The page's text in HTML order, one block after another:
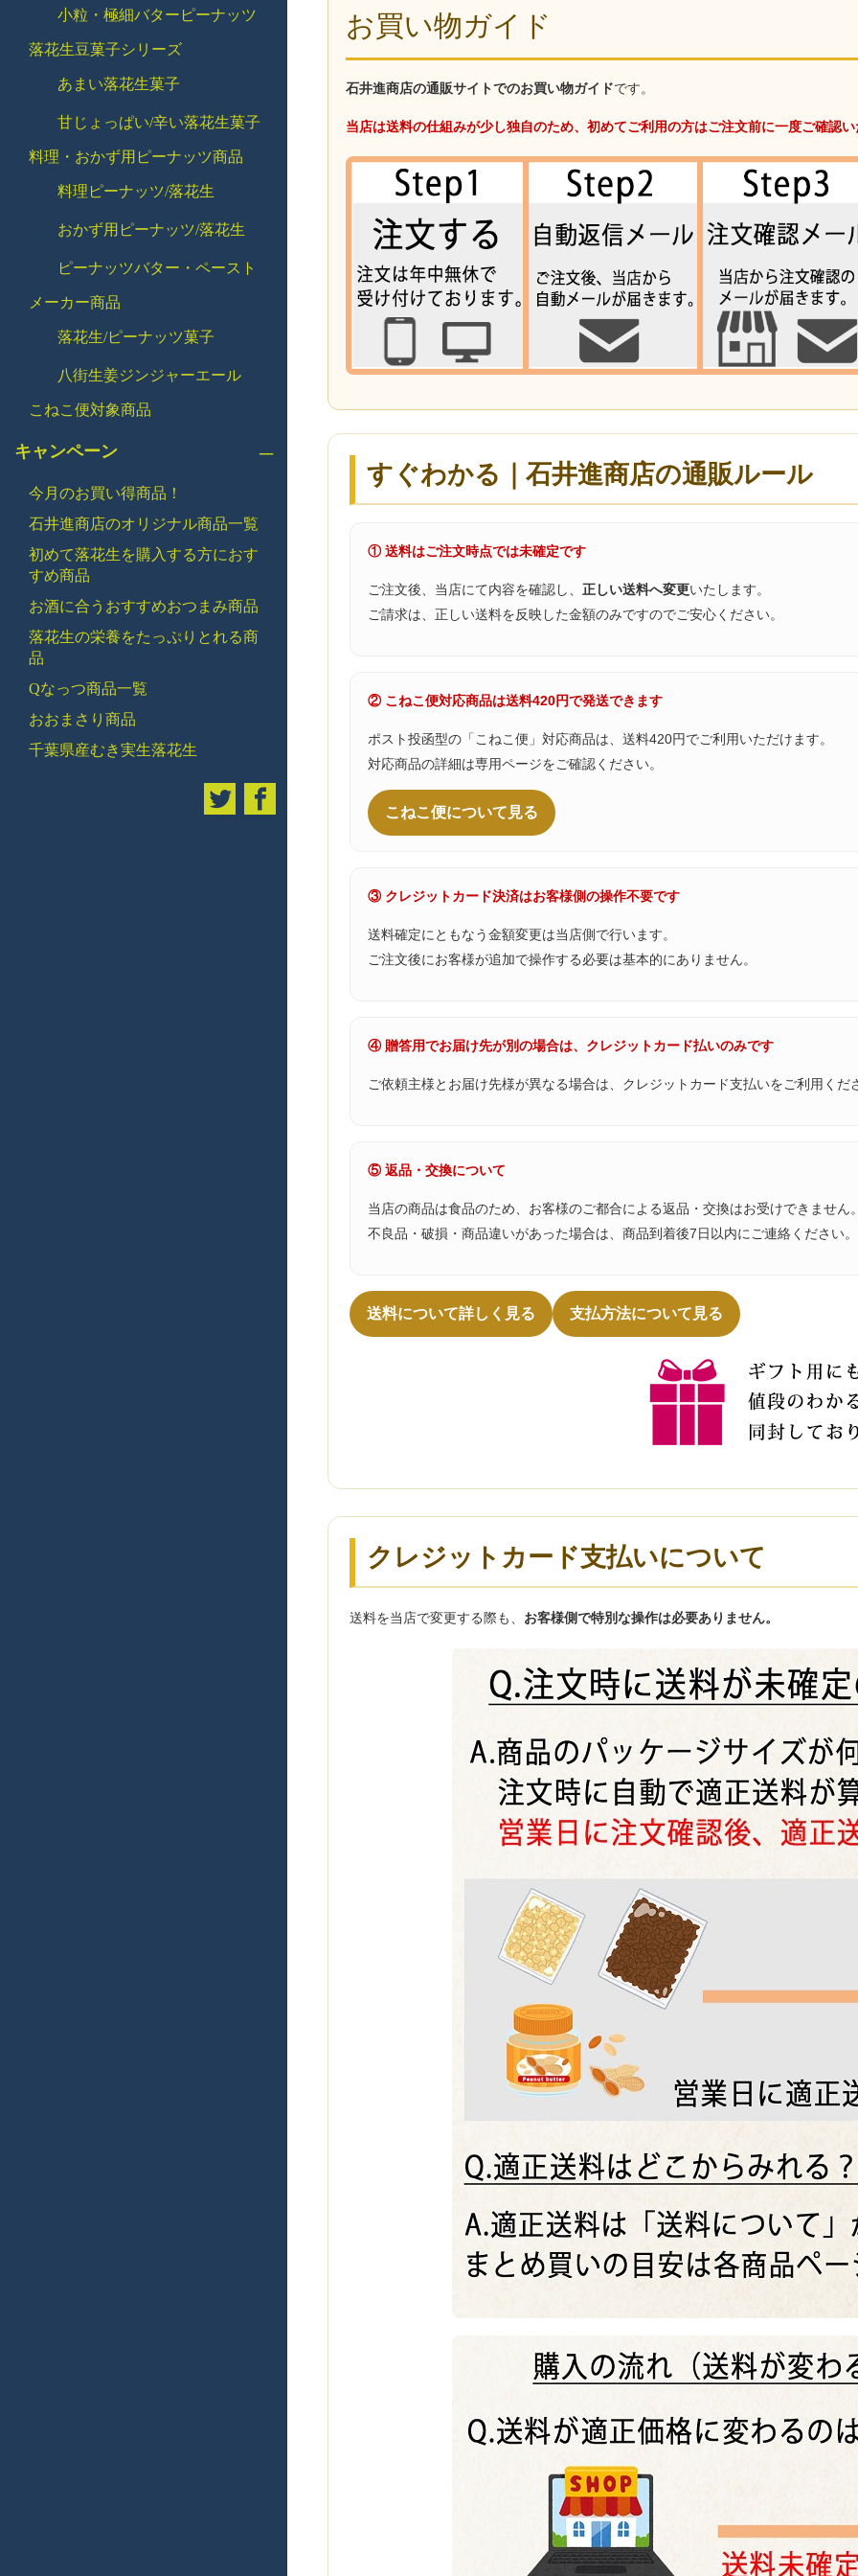
小粒・極細バターピーナッツ
落花生豆菓子シリーズ
あまい落花生菓子
甘じょっぱい/辛い落花生菓子
料理・おかず用ピーナッツ商品
料理ピーナッツ/落花生
おかず用ピーナッツ/落花生
ピーナッツバター・ペースト
メーカー商品
落花生/ピーナッツ菓子
八街生姜ジンジャーエール
こねこ便対象商品
キャンペーン
今月のお買い得商品！
石井進商店のオリジナル商品一覧
初めて落花生を購入する方におす
すめ商品
お酒に合うおすすめおつまみ商品
落花生の栄養をたっぷりとれる商
品
Qなっつ商品一覧
おおまさり商品
千葉県産むき実生落花生
お買い物ガイド
石井進商店の通販サイトでのお買い物ガイドです。
当店は送料の仕組みが少し独自のため、初めてご利用の方はご注文前に一度ご確認い
すぐわかる｜石井進商店の通販ルール
① 送料はご注文時点では未確定です
ご注文後、当店にて内容を確認し、 正しい送料へ変更いたします。
ご請求は、正しい送料を反映した金額のみですのでご安心ください。
② こねこ便対応商品は送料420円で発送できます
ポスト投函型の「こねこ便」対応商品は、送料420円でご利用いただけます。
対応商品の詳細は専用ページをご確認ください。
こねこ便について見る
③ クレジットカード決済はお客様側の操作不要です
送料確定にともなう金額変更は当店側で行います。
ご注文後にお客様が追加で操作する必要は基本的にありません。
④ 贈答用でお届け先が別の場合は、クレジットカード払いのみです
ご依頼主様とお届け先様が異なる場合は、クレジットカード支払いをご利用くだ
⑤ 返品・交換について
当店の商品は食品のため、お客様のご都合による返品・交換はお受けできません。
不良品・破損・商品違いがあった場合は、商品到着後7日以内にご連絡ください。
送料について詳しく見る 支払方法について見る
クレジットカード支払いについて
送料を当店で変更する際も、 お客様側で特別な操作は必要ありません。